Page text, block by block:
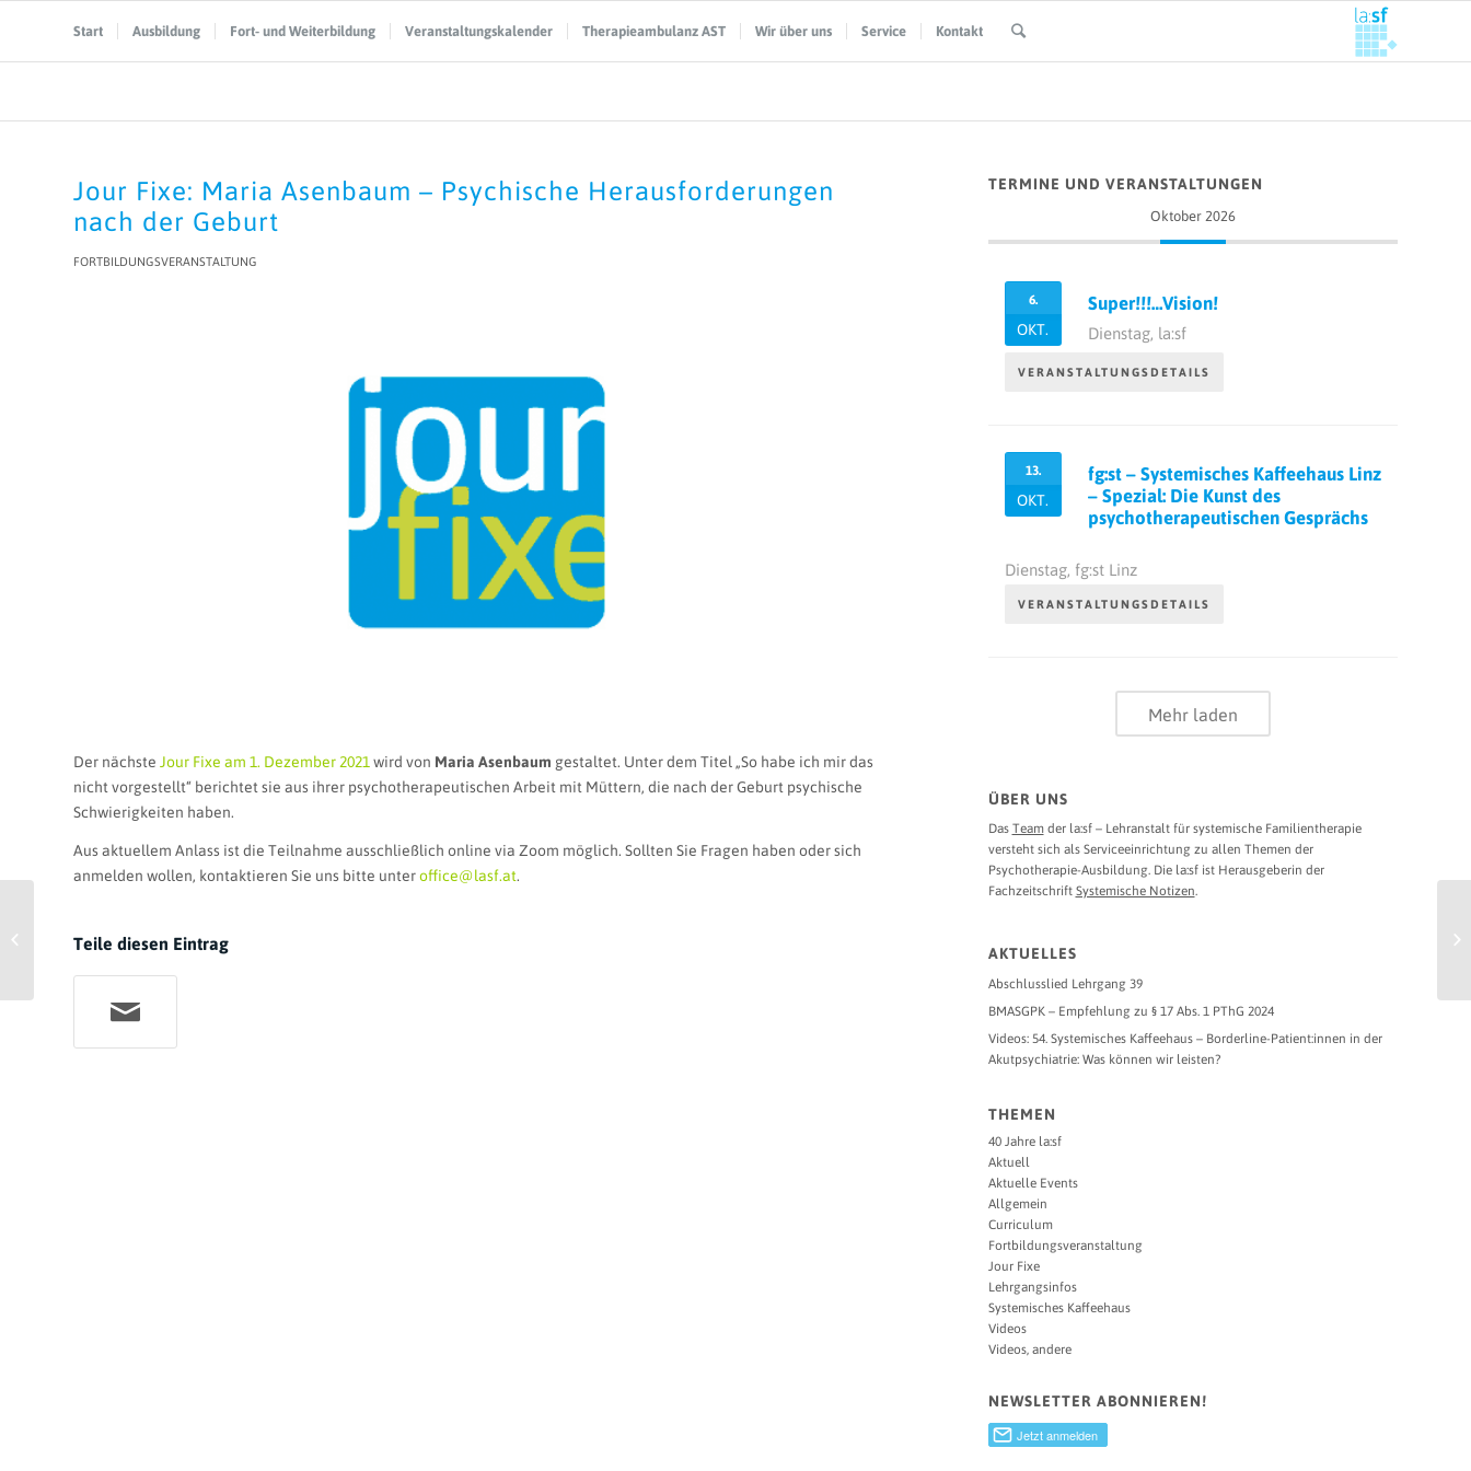
Start Ausbildung Fort- und Weiterbildung Veranstaltungskalender Therapieambulanz AST Wir über uns Service Kontakt
Jour Fixe: Maria Asenbaum – Psychische Herausforderungen
nach der Geburt
FORTBILDUNGSVERANSTALTUNG
Der nächste Jour Fixe am 1. Dezember 2021wird von Maria Asenbaum gestaltet. Unter dem Titel „So habe ich mir das
nicht vorgestellt“ berichtet sie aus ihrer psychotherapeutischen Arbeit mit Müttern, die nach der Geburt psychische
Schwierigkeiten haben.
Aus aktuellem Anlass ist die Teilnahme ausschließlich online via Zoom möglich. Sollten Sie Fragen haben oder sich
anmelden wollen, kontaktieren Sie uns bitte unteroffice@lasf.at.
Teile diesen Eintrag
TERMINE UND VERANSTALTUNGEN
Oktober 2026
6.
OKT.
Super!!!…Vision!
Dienstag, la:sf
VERANSTALTUNGSDETAILS
13.
OKT.
fg:st – Systemisches Kaffeehaus Linz
– Spezial: Die Kunst des
psychotherapeutischen Gesprächs
Dienstag, fg:st Linz
VERANSTALTUNGSDETAILS
Mehr laden
ÜBER UNS
Das Teamder la:sf – Lehranstalt für systemische Familientherapie
versteht sich als Serviceeinrichtung zu allen Themen der
Psychotherapie-Ausbildung. Die la:sf ist Herausgeberin der
Fachzeitschrift Systemische Notizen.
AKTUELLES
Abschlusslied Lehrgang 39
BMASGPK – Empfehlung zu § 17 Abs. 1 PThG 2024
Videos: 54. Systemisches Kaffeehaus – Borderline-Patient:innen in der
Akutpsychiatrie: Was können wir leisten?
THEMEN
40 Jahre la:sf
Aktuell
Aktuelle Events
Allgemein
Curriculum
Fortbildungsveranstaltung
Jour Fixe
Lehrgangsinfos
Systemisches Kaffeehaus
Videos
Videos, andere
NEWSLETTER ABONNIEREN!
Frauengefühle –
Frauenleb...